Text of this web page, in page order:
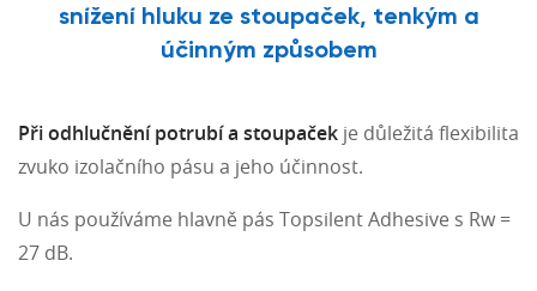
snížení hluku ze stoupaček, tenkým a
účinným způsobem
Při odhlučnění potrubí a stoupaček je důležitá flexibilita
zvuko izolačního pásu a jeho účinnost.
U nás používáme hlavně pás Topsilent Adhesive s Rw =
27 dB.